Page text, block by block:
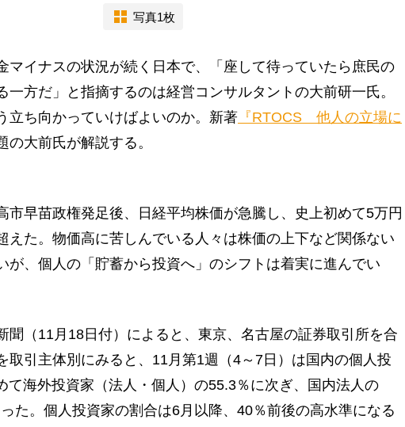
写真1枚
イナスの状況が続く日本で、「座して待っていたら庶民の
一方だ」と指摘するのは経営コンサルタントの大前研一氏。
立ち向かっていけばよいのか。新著 『RTOCS 他人の立場に
の大前氏が解説する。
早苗政権発足後、日経平均株価が急騰し、史上初めて5万円
えた。物価高に苦しんでいる人々は株価の上下など関係ない
が、個人の「貯蓄から投資へ」のシフトは着実に進んでい
（11月18日付）によると、東京、名古屋の証券取引所を合
取引主体別にみると、11月第1週（4～7日）は国内の個人投
て海外投資家（法人・個人）の55.3％に次ぎ、国内法人の
た。個人投資家の割合は6月以降、40％前後の高水準になる